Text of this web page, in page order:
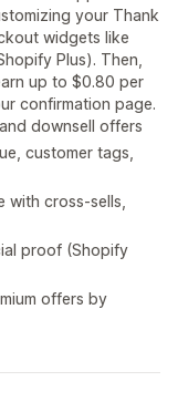
your Thank
widgets like
Plus). Then,
up to $0.80 per
confirmation page.
downsell offers
customer tags,
with cross-sells,
proof (Shopify
offers by